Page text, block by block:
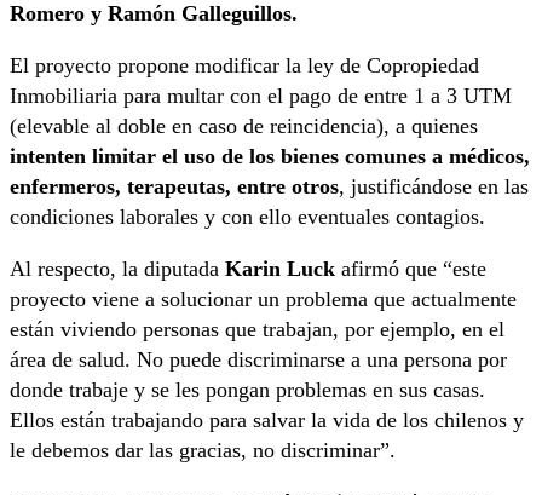
Romero y Ramón Galleguillos.
El proyecto propone modificar la ley de Copropiedad
Inmobiliaria para multar con el pago de entre 1 a 3 UTM
(elevable al doble en caso de reincidencia), a quienes
intenten limitar el uso de los bienes comunes a médicos,
enfermeros, terapeutas, entre otros, justificándose en las
condiciones laborales y con ello eventuales contagios.
Al respecto, la diputada Karin Luck afirmó que “este
proyecto viene a solucionar un problema que actualmente
están viviendo personas que trabajan, por ejemplo, en el
área de salud. No puede discriminarse a una persona por
donde trabaje y se les pongan problemas en sus casas.
Ellos están trabajando para salvar la vida de los chilenos y
le debemos dar las gracias, no discriminar”.